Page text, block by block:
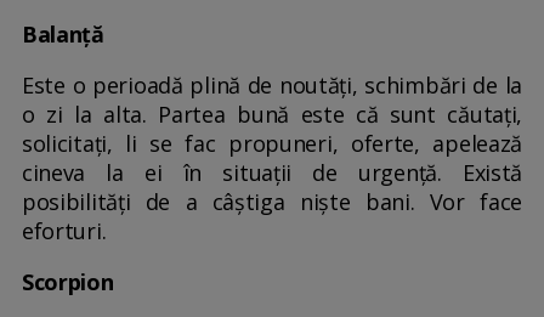
Balanță
Este o perioadă plină de noutăți, schimbări de la
o zi la alta. Partea bună este că sunt căutați,
solicitați, li se fac propuneri, oferte, apelează
cineva la ei în situații de urgență. Există
posibilități de a câștiga niște bani. Vor face
eforturi.
Scorpion